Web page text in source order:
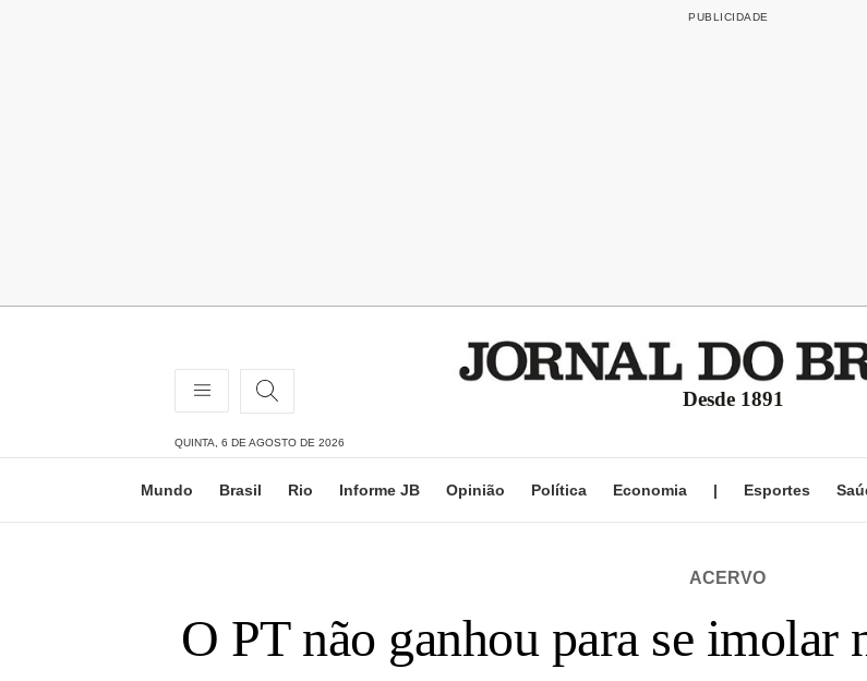
Desde 1891
QUINTA, 6 DE AGOSTO DE 2026
Mundo Brasil Rio Informe JB Opinião Política Economia | Esportes
ACERVO
O PT não ganhou para se imolar